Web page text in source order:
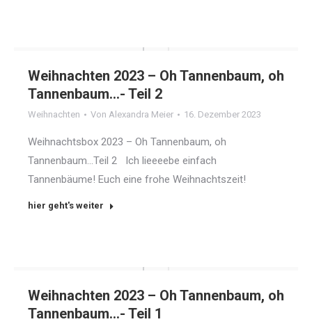
Weihnachten 2023 – Oh Tannenbaum, oh
Tannenbaum…- Teil 2
Weihnachten Von Alexandra Meier 16. Dezember 2023
Weihnachtsbox 2023 – Oh Tannenbaum, oh
Tannenbaum…Teil 2 Ich lieeeebe einfach
Tannenbäume! Euch eine frohe Weihnachtszeit!
hier geht's weiter
Weihnachten 2023 – Oh Tannenbaum, oh
Tannenbaum…- Teil 1